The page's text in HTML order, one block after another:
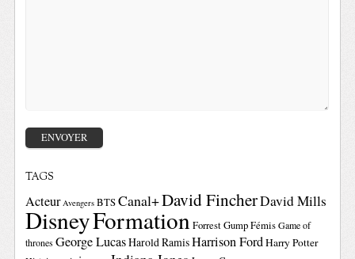
TAGS
Acteur Avengers BTSCanal+David FincherDavid Mills
DisneyFormationForrest GumpFémis Game of
thrones George LucasHarold RamisHarrison FordHarry Potter